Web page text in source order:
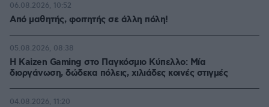
Από μαθητής, φοιτητής σε άλλη πόλη!
06.08.2026, 10:52
H Kaizen Gaming στο Παγκόσμιο Kύπελλο: Μία
διοργάνωση, δώδεκα πόλεις, χιλιάδες κοινές στιγμές
05.08.2026, 08:38
04.08.2026, 11:20